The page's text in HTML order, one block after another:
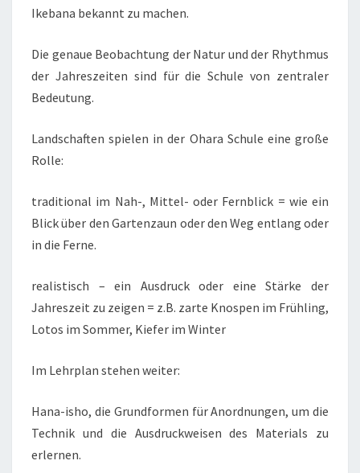
Ikebana bekannt zu machen.
Die genaue Beobachtung der Natur und der Rhythmus
der Jahreszeiten sind für die Schule von zentraler
Bedeutung.
Landschaften spielen in der Ohara Schule eine große
Rolle:
traditional im Nah-, Mittel- oder Fernblick = wie ein
Blick über den Gartenzaun oder den Weg entlang oder
in die Ferne.
realistisch – ein Ausdruck oder eine Stärke der
Jahreszeit zu zeigen = z.B. zarte Knospen im Frühling,
Lotos im Sommer, Kiefer im Winter
Im Lehrplan stehen weiter:
Hana-isho, die Grundformen für Anordnungen, um die
Technik und die Ausdruckweisen des Materials zu
erlernen.